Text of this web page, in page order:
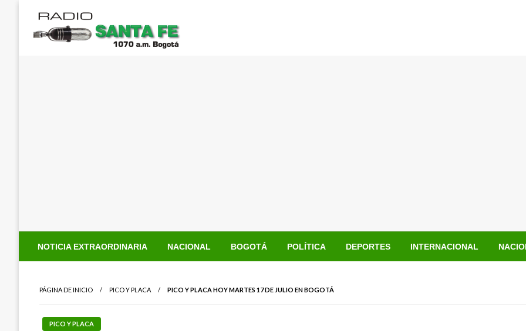
contenido
NOTICIA EXTRAORDINARIA NACIONAL BOGOTÁ POLÍTICA DEPORTES INTERNACIONAL
PÁGINA DE INICIO PICO Y PLACA PICO Y PLACA HOY MARTES 17 DE JULIO EN BOGOTÁ
PICO Y PLACA